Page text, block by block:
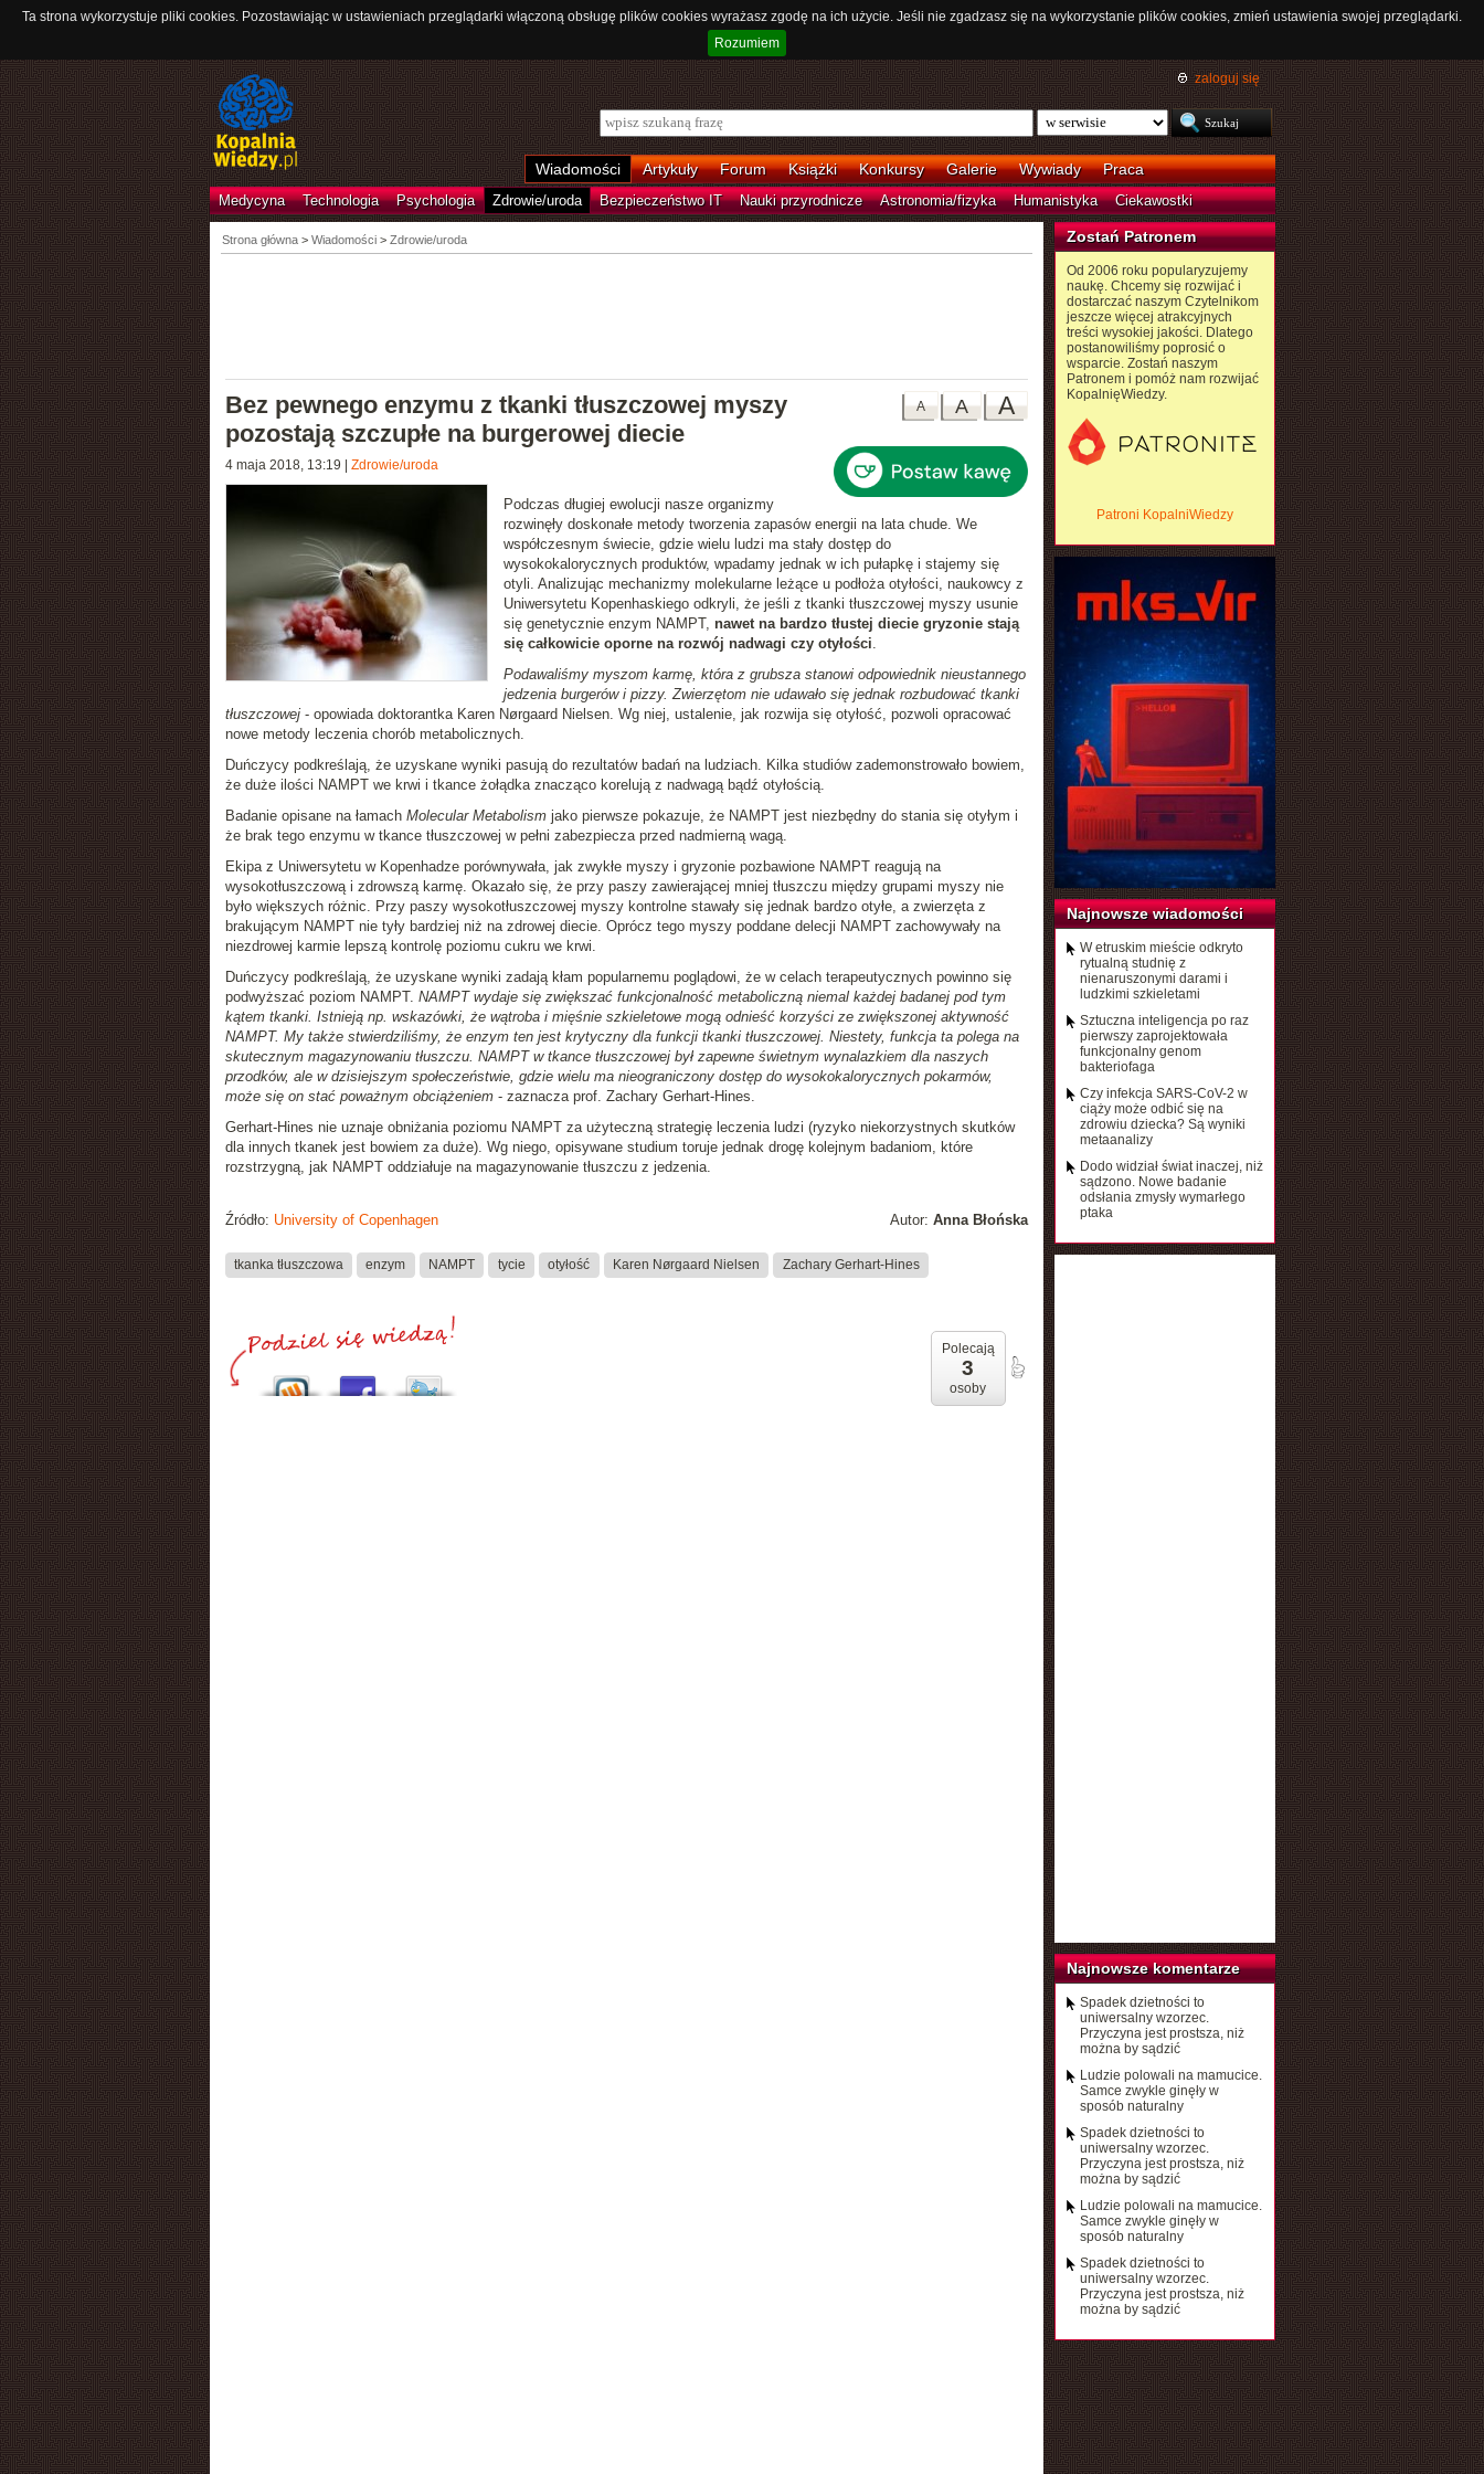
Ta strona wykorzystuje pliki cookies. Pozostawiając w ustawieniach przeglądarki włączoną obsługę plików cookies wyrażasz zgodę na ich użycie. Jeśli nie zgadzasz się na wykorzystanie plików cookies, zmień ustawienia swojej przeglądarki.
Rozumiem
zaloguj się
Wiadomości Artykuły Forum Książki Konkursy Galerie Wywiady Praca
Medycyna Technologia Psychologia Zdrowie/uroda Bezpieczeństwo IT Nauki przyrodnicze Astronomia/fizyka Humanistyka Ciekawostki
Strona główna> Wiadomości > Zdrowie/uroda
A
A
A
Bez pewnego enzymu z tkanki tłuszczowej myszy
pozostają szczupłe na burgerowej diecie
4 maja 2018, 13:19 Zdrowie/uroda
Podczas długiej ewolucji nasze organizmy
rozwinęły doskonałe metody tworzenia zapasów energii na lata chude. We
współczesnym świecie, gdzie wielu ludzi ma stały dostęp do
wysokokalorycznych produktów, wpadamy jednak w ich pułapkę i stajemy się
otyli. Analizując mechanizmy molekularne leżące u podłoża otyłości, naukowcy z
Uniwersytetu Kopenhaskiego odkryli, że jeśli z tkanki tłuszczowej myszy usunie
się genetycznie enzym NAMPT, nawet na bardzo tłustej diecie gryzonie stają
się całkowicie oporne na rozwój nadwagi czy otyłości.
Podawaliśmy myszom karmę, która z grubsza stanowi odpowiednik nieustannego
jedzenia burgerów i pizzy. Zwierzętom nie udawało się jednak rozbudować tkanki
tłuszczowej- opowiada doktorantka Karen Nørgaard Nielsen. Wg niej, ustalenie, jak rozwija się otyłość, pozwoli opracować
nowe metody leczenia chorób metabolicznych.
Duńczycy podkreślają, że uzyskane wyniki pasują do rezultatów badań na ludziach. Kilka studiów zademonstrowało bowiem,
że duże ilości NAMPT we krwi i tkance żołądka znacząco korelują z nadwagą bądź otyłością.
Badanie opisane na łamach Molecular Metabolismjako pierwsze pokazuje, że NAMPT jest niezbędny do stania się otyłym i
że brak tego enzymu w tkance tłuszczowej w pełni zabezpiecza przed nadmierną wagą.
Ekipa z Uniwersytetu w Kopenhadze porównywała, jak zwykłe myszy i gryzonie pozbawione NAMPT reagują na
wysokotłuszczową i zdrowszą karmę. Okazało się, że przy paszy zawierającej mniej tłuszczu między grupami myszy nie
było większych różnic. Przy paszy wysokotłuszczowej myszy kontrolne stawały się jednak bardzo otyłe, a zwierzęta z
brakującym NAMPT nie tyły bardziej niż na zdrowej diecie. Oprócz tego myszy poddane delecji NAMPT zachowywały na
niezdrowej karmie lepszą kontrolę poziomu cukru we krwi.
Duńczycy podkreślają, że uzyskane wyniki zadają kłam popularnemu poglądowi, że w celach terapeutycznych powinno się
podwyższać poziom NAMPT. NAMPT wydaje się zwiększać funkcjonalność metaboliczną niemal każdej badanej pod tym
kątem tkanki. Istnieją np. wskazówki, że wątroba i mięśnie szkieletowe mogą odnieść korzyści ze zwiększonej aktywność
NAMPT. My także stwierdziliśmy, że enzym ten jest krytyczny dla funkcji tkanki tłuszczowej. Niestety, funkcja ta polega na
skutecznym magazynowaniu tłuszczu. NAMPT w tkance tłuszczowej był zapewne świetnym wynalazkiem dla naszych
przodków, ale w dzisiejszym społeczeństwie, gdzie wielu ma nieograniczony dostęp do wysokokalorycznych pokarmów,
może się on stać poważnym obciążeniem- zaznacza prof. Zachary Gerhart-Hines.
Gerhart-Hines nie uznaje obniżania poziomu NAMPT za użyteczną strategię leczenia ludzi (ryzyko niekorzystnych skutków
dla innych tkanek jest bowiem za duże). Wg niego, opisywane studium toruje jednak drogę kolejnym badaniom, które
rozstrzygną, jak NAMPT oddziałuje na magazynowanie tłuszczu z jedzenia.
Autor: Anna Błońska
Źródło: University of Copenhagen
tkanka tłuszczowa enzym NAMPT tycie otyłość Karen Nørgaard Nielsen Zachary Gerhart-Hines
Polecają
3
osoby
Zostań Patronem
Od 2006 roku popularyzujemy
naukę. Chcemy się rozwijać i
dostarczać naszym Czytelnikom
jeszcze więcej atrakcyjnych
treści wysokiej jakości. Dlatego
postanowiliśmy poprosić o
wsparcie. Zostań naszym
Patronem i pomóż nam rozwijać
KopalnięWiedzy.
Patroni KopalniWiedzy
Najnowsze wiadomości
W etruskim mieście odkryto
rytualną studnię z
nienaruszonymi darami i
ludzkimi szkieletami
Sztuczna inteligencja po raz
pierwszy zaprojektowała
funkcjonalny genom
bakteriofaga
Czy infekcja SARS-CoV-2 w
ciąży może odbić się na
zdrowiu dziecka? Są wyniki
metaanalizy
Dodo widział świat inaczej, niż
sądzono. Nowe badanie
odsłania zmysły wymarłego
ptaka
Najnowsze komentarze
Spadek dzietności to
uniwersalny wzorzec.
Przyczyna jest prostsza, niż
można by sądzić
Ludzie polowali na mamucice.
Samce zwykle ginęły w
sposób naturalny
Spadek dzietności to
uniwersalny wzorzec.
Przyczyna jest prostsza, niż
można by sądzić
Ludzie polowali na mamucice.
Samce zwykle ginęły w
sposób naturalny
Spadek dzietności to
uniwersalny wzorzec.
Przyczyna jest prostsza, niż
można by sądzić